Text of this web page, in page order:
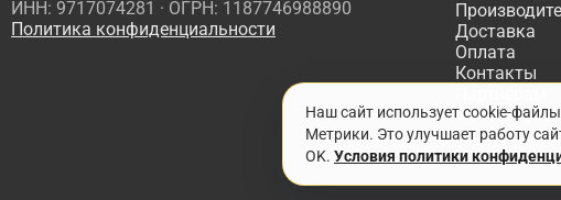
ИНН: 9717074281 · ОГРН: 1187746988890
Политика конфиденциальности
Доставка
Оплата
Контакты
Наш сайт использует cookie-
Метрики. Это улучшает работу
OK. Условия политики